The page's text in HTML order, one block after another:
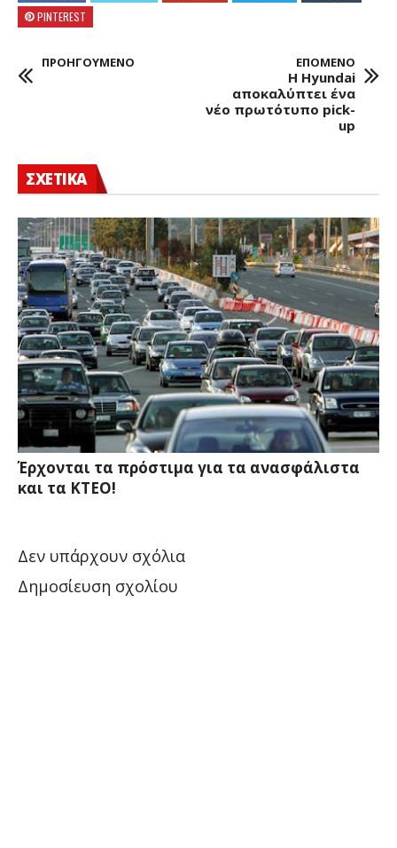
PINTEREST
ΠΡΟΗΓΟΥΜΕΝΟ ΕΠΟΜΕΝΟ
Η Hyundai
αποκαλύπτει ένα
νέο πρωτότυπο pick-
up
ΣΧΕΤΙΚΑ
Έρχονται τα πρόστιμα για τα ανασφάλιστα
και τα ΚΤΕΟ!
Δεν υπάρχουν σχόλια
Δημοσίευση σχολίου